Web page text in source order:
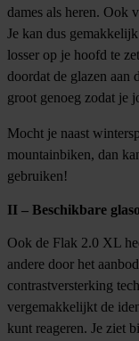
dames als heren. Ook
Je kan dus
losser op je hoofd te
doordat de glazen aan
groot genoeg zodat je
Mocht je naast
mountainbiken, dan
gebruiken!
II – Beschikbare
Ook de Flak 2.0 XL
andere door het
contrastversterking
vergemakkelijkt de
kunt reageren. Je ziet